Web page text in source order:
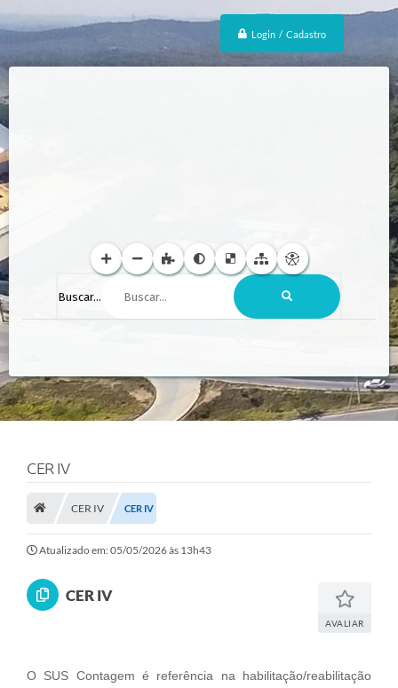
Login / Cadastro
Buscar...
CER IV
CER IV CER IV
Atualizado em: 05/05/2026 às 13h43
CER IV
AVALIAR
O SUS Contagem é referência na habilitação/reabilitação